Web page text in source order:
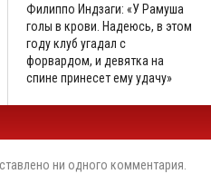
Филиппо Индзаги: «У Рамуша
голы в крови. Надеюсь, в этом
году клуб угадал с
форвардом, и девятка на
спине принесет ему удачу»
ни одного комментария.